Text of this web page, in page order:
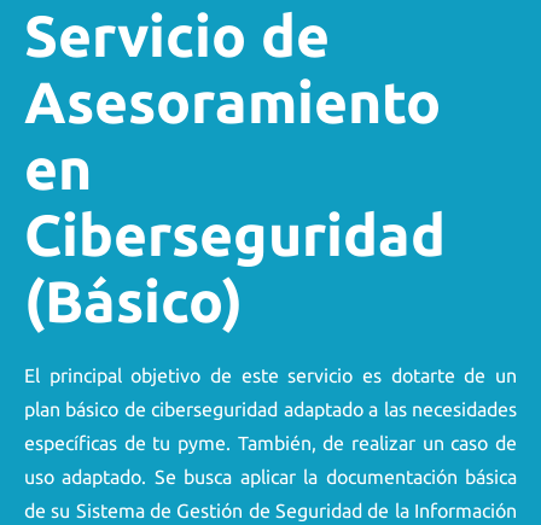
Servicio de
Asesoramiento
en
Ciberseguridad
(Básico)
El principal objetivo de este servicio es dotarte de un
plan básico de ciberseguridad adaptado a las necesidades
específicas de tu pyme. También, de realizar un caso de
uso adaptado. Se busca aplicar la documentación básica
de su Sistema de Gestión de Seguridad de la Información